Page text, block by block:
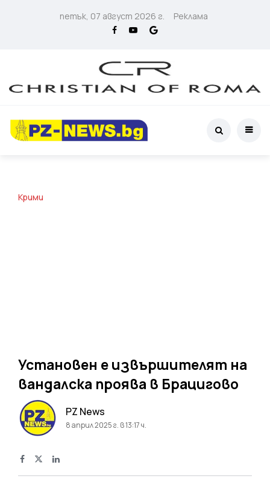
петък, 07 август 2026 г. Реклама
Крими
Установен е извършителят на
вандалска проява в Брацигово
PZ News
8 април 2025 г. в 13:17 ч.